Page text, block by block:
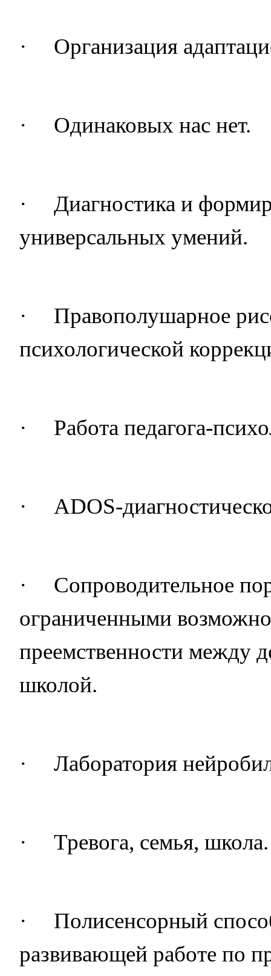
· Организация
· Одинаковых нас нет.
·
Диагностика и
универсальных умений.
·
Правополушарное
психологической
· Работа педагога-
· ADOS-
·
Сопроводительное
ограниченными
преемственности между
школой.
· Лаборатория
· Тревога, семья, школа.
·
Полисенсорный
развивающей работе по